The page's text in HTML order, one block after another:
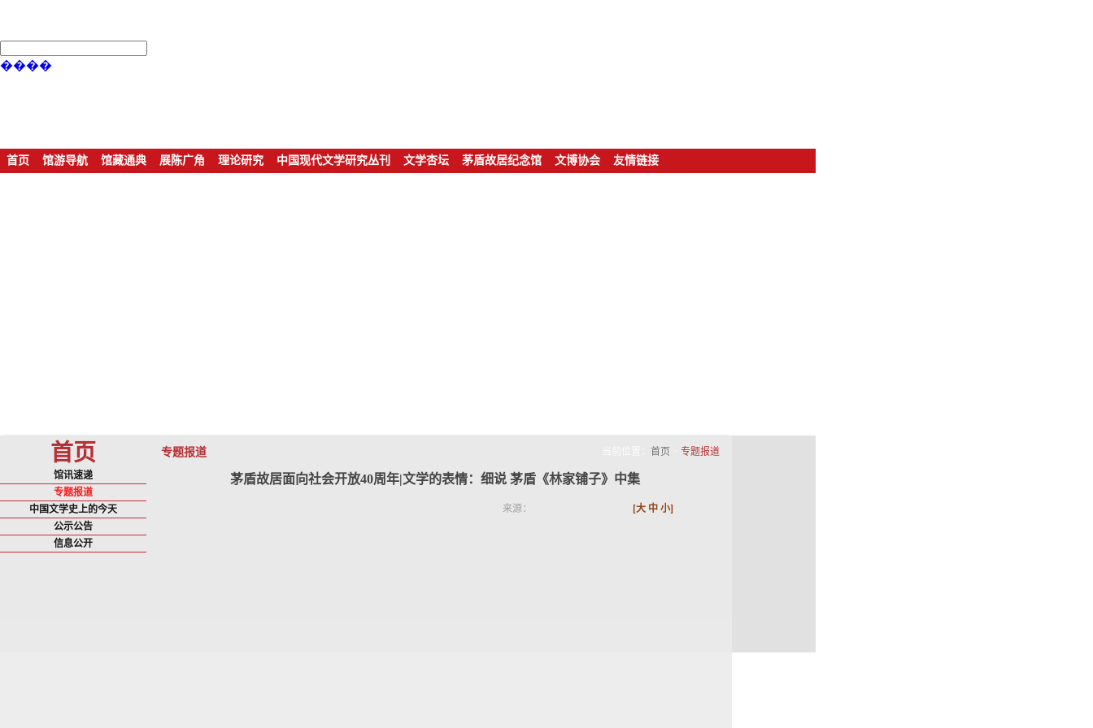
����
首页 馆游导航 馆藏通典 展陈广角 理论研究 中国现代文学研究丛刊 文学杏坛 茅盾故居纪念馆 文博协会 友情链接
首页 专题报道 首页 专题报道
馆讯速递
专题报道
中国文学史上的今天
公示公告
信息公开
茅盾故居面向社会开放40周年|文学的表情：细说 茅盾《林家铺子》中集
来源： [大 中 小]